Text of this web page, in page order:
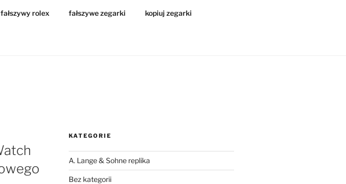
fałszywy rolex fałszywe zegarki kopiuj zegarki
KATEGORIE
A. Lange & Sohne replika
Bez kategorii